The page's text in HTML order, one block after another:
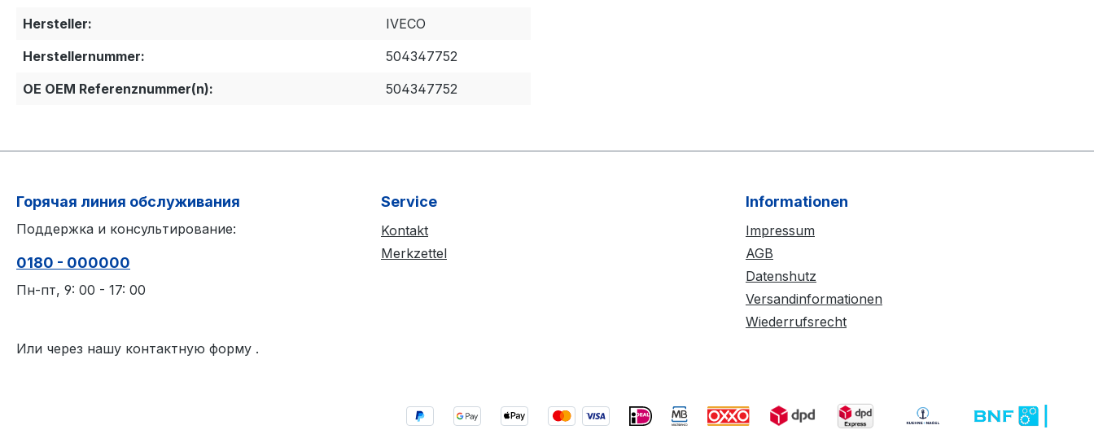
Hersteller:
IVECO
Herstellernummer:
504347752
OE OEM Referenznummer(n):
504347752
Горячая линия обслуживания
Поддержка и консультирование:
0180 - 000000
Пн-пт, 9: 00 - 17: 00
Или через нашу контактную форму .
Service
Kontakt
Merkzettel
Informationen
Impressum
AGB
Datenshutz
Versandinformationen
Wiederrufsrecht